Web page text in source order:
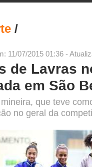
/
11/07/2015 01:36 -
de Lavras
em São
que teve
no geral da